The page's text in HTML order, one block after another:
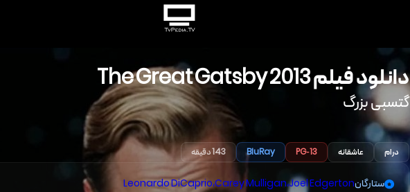
دانلود فیلم2013
The Great Gatsby
گتسبی بزرگ
درام عاشقانه PG-13
BluRay 143 دقیقه
ستارگان Leonardo DiCaprio،Carey Mulligan،Joel Edgerton